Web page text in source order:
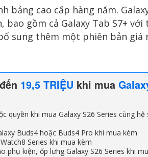
bảng cao cấp hàng năm.
gồm cả Galaxy Tab S7+ với
sung thêm một phiên bản giá
19,5 TRIỆU khi mua
quyền khi mua Galaxy S26 Series cùng hệ
Buds4 hoặc Buds4 Pro khi mua kèm
Watch8 Series khi mua kèm
phụ kiện, ốp lưng Galaxy S26 Series khi